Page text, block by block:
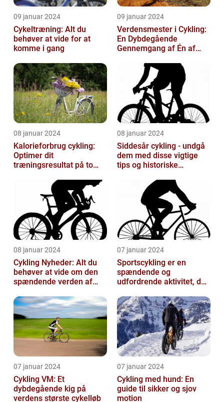
09 januar 2024
Cykeltræning: Alt du
behøver at vide for at
komme i gang
09 januar 2024
Verdensmester i Cykling:
En Dybdegående
Gennemgang af Én af
Prestigefyldte r
08 januar 2024
Kalorieforbrug cykling:
Optimer dit
træningsresultat på to
08 januar 2024
Siddesår cykling - undgå
dem med disse vigtige
tips og historiske
08 januar 2024
Cykling Nyheder: Alt du
behøver at vide om den
spændende verden af
07 januar 2024
Sportscykling er en
spændende og
udfordrende aktivitet, der
fritidsmotionister o...
07 januar 2024
Cykling VM: Et
dybdegående kig på
verdens største cykelløb
07 januar 2024
Cykling med hund: En
guide til sikker og sjov
motion